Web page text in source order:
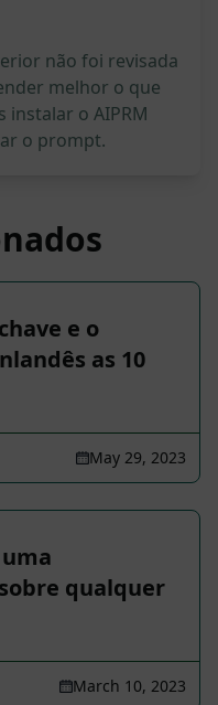
não foi revisada
melhor o que
instalar o AIPRM
o prompt.
e o
as 10
May 29, 2023
qualquer
March 10, 2023